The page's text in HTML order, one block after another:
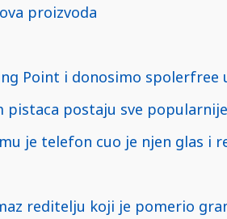
proizvoda
Point i donosimo spolerfree
pistaca postaju sve popularnije
je telefon cuo je njen glas i
reditelju koji je pomerio